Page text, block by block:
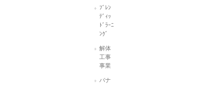
ﾌﾞﾚﾝ
ﾃﾞｨｯ
ﾄﾞﾗｰﾆ
ﾝｸﾞ
解体
工事
事業
バナ